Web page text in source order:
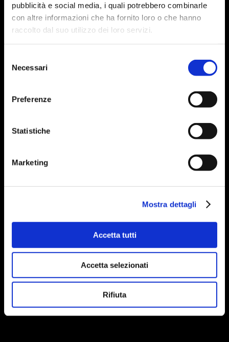
pubblicità e social media, i quali potrebbero combinarle
con altre informazioni che ha fornito loro o che hanno
raccolto dal suo utilizzo dei loro servizi.
delNecessari
Preferenze
Statistiche
Marketing
Mostra dettagli
Accetta tutti
Accetta selezionati
Rifiuta